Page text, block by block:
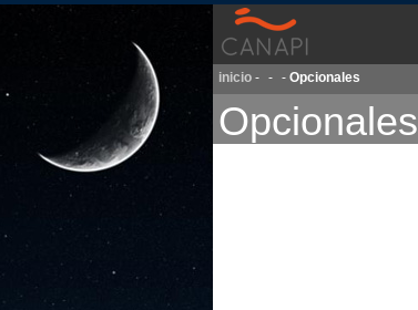
inicio - - - Opcionales
Opcionales